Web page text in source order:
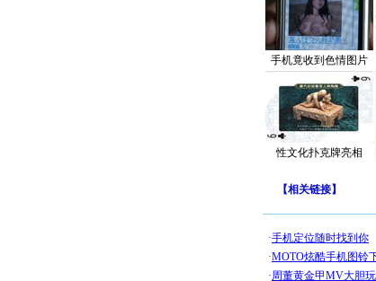
手机竟收到色情图片
性文化扑克牌亮相
【相关链接】